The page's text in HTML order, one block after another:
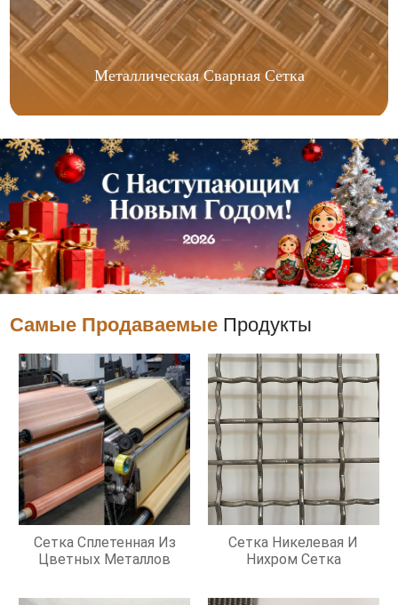
Металлическая Сварная Сетка
Самые Продаваемые Продукты
Сетка Сплетенная Из
Цветных Металлов
Сетка Никелевая И
Нихром Сетка